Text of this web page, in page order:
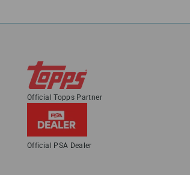
Official Topps Partner
Official PSA Dealer